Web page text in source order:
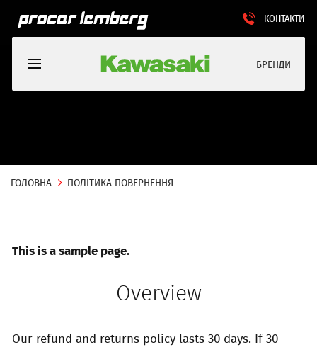
КОНТАКТИ
БРЕНДИ
ГОЛОВНА ПОЛІТИКА ПОВЕРНЕННЯ
This is a sample page.
Overview
Our refund and returns policy lasts 30 days. If 30